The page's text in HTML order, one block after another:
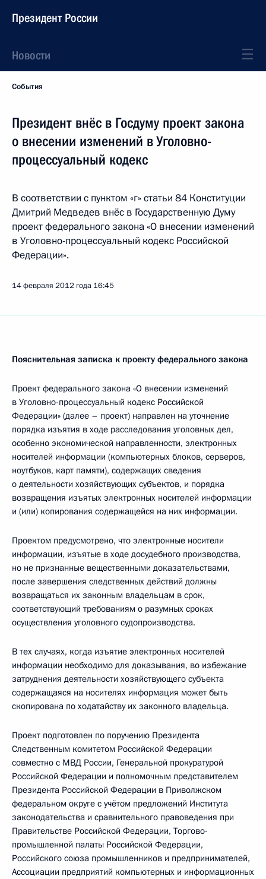
Президент России
Новости
События
Президент внёс в Госдуму проект закона
о внесении изменений в Уголовно-
процессуальный кодекс
В соответствии с пунктом «г» статьи 84 Конституции
Дмитрий Медведев внёс в Государственную Думу
проект федерального закона «О внесении изменений
в Уголовно-процессуальный кодекс Российской
Федерации».
14 февраля 2012 года 16:45
Пояснительная записка к проекту федерального закона
Проект федерального закона «О внесении изменений
в Уголовно-процессуальный кодекс Российской
Федерации» (далее – проект) направлен на уточнение
порядка изъятия в ходе расследования уголовных дел,
особенно экономической направленности, электронных
носителей информации (компьютерных блоков, серверов,
ноутбуков, карт памяти), содержащих сведения
о деятельности хозяйствующих субъектов, и порядка
возвращения изъятых электронных носителей информации
и (или) копирования содержащейся на них информации.
Проектом предусмотрено, что электронные носители
информации, изъятые в ходе досудебного производства,
но не признанные вещественными доказательствами,
после завершения следственных действий должны
возвращаться их законным владельцам в срок,
соответствующий требованиям о разумных сроках
осуществления уголовного судопроизводства.
В тех случаях, когда изъятие электронных носителей
информации необходимо для доказывания, во избежание
затруднения деятельности хозяйствующего субъекта
содержащаяся на носителях информация может быть
скопирована по ходатайству их законного владельца.
Проект подготовлен по поручению Президента
Следственным комитетом Российской Федерации
совместно с МВД России, Генеральной прокуратурой
Российской Федерации и полномочным представителем
Президента Российской Федерации в Приволжском
федеральном округе с учётом предложений Института
законодательства и сравнительного правоведения при
Правительстве Российской Федерации, Торгово-
промышленной палаты Российской Федерации,
Российского союза промышленников и предпринимателей,
Ассоциации предприятий компьютерных и информационных